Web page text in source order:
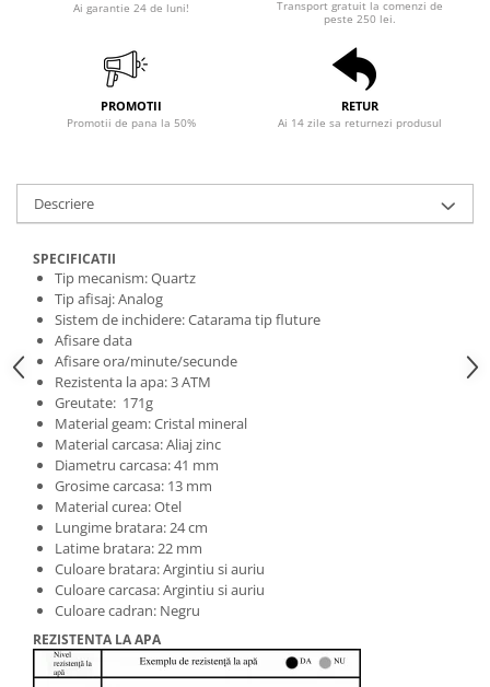
Ai garantie 24 de luni!
Transport gratuit la comenzi de
peste 250 lei.
PROMOTII
Promotii de pana la 50%
RETUR
Ai 14 zile sa returnezi produsul
Descriere
SPECIFICATII
Tip mecanism: Quartz
Tip afisaj: Analog
Sistem de inchidere: Catarama tip fluture
Afisare data
Afisare ora/minute/secunde
Rezistenta la apa: 3 ATM
Greutate: 171g
Material geam: Cristal mineral
Material carcasa: Aliaj zinc
Diametru carcasa: 41 mm
Grosime carcasa: 13 mm
Material curea: Otel
Lungime bratara: 24 cm
Latime bratara: 22 mm
Culoare bratara: Argintiu si auriu
Culoare carcasa: Argintiu si auriu
Culoare cadran: Negru
REZISTENTA LA APA